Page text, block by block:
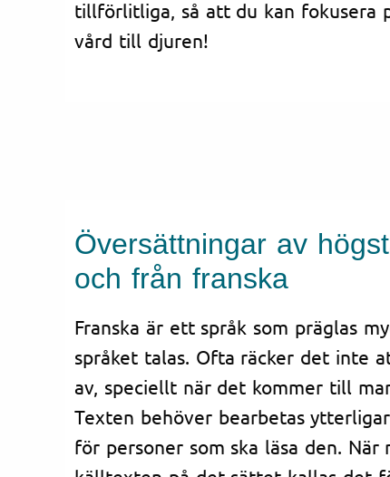
tillförlitliga, så att du kan fokusera
vård till djuren!
Översättningar av
och från franska
Franska är ett språk som präglas
språket talas. Ofta räcker det inte
av, speciellt när det kommer till
Texten behöver bearbetas
för personer som ska läsa den. När